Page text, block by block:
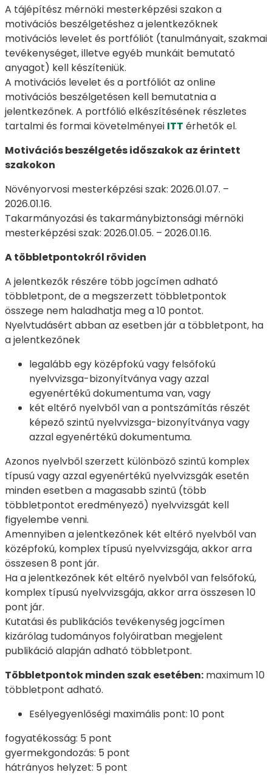
A tájépítész mérnöki mesterképzési szakon a
motivációs beszélgetéshez a jelentkezőknek
motivációs levelet és portfóliót (tanulmányait, szakmai
tevékenységet, illetve egyéb munkáit bemutató
anyagot) kell készíteniük.
A motivációs levelet és a portfóliót az online
motivációs beszélgetésen kell bemutatnia a
jelentkezőnek. A portfólió elkészítésének részletes
tartalmi és formai követelményei ITT érhetők el.
Motivációs beszélgetés időszakok az érintett
szakokon
Növényorvosi mesterképzési szak: 2026.01.07. –
2026.01.16.
Takarmányozási és takarmánybiztonsági mérnöki
mesterképzési szak: 2026.01.05. – 2026.01.16.
A többletpontokról röviden
A jelentkezők részére több jogcímen adható
többletpont, de a megszerzett többletpontok
összege nem haladhatja meg a 10 pontot.
Nyelvtudásért abban az esetben jár a többletpont, ha
a jelentkezőnek
legalább egy középfokú vagy felsőfokú
nyelvvizsga-bizonyítványa vagy azzal
egyenértékű dokumentuma van, vagy
két eltérő nyelvből van a pontszámítás részét
képező szintű nyelvvizsga-bizonyítványa vagy
azzal egyenértékű dokumentuma.
Azonos nyelvből szerzett különböző szintű komplex
típusú vagy azzal egyenértékű nyelvvizsgák esetén
minden esetben a magasabb szintű (több
többletpontot eredményező) nyelvvizsgát kell
figyelembe venni.
Amennyiben a jelentkezőnek két eltérő nyelvből van
középfokú, komplex típusú nyelvvizsgája, akkor arra
összesen 8 pont jár.
Ha a jelentkezőnek két eltérő nyelvből van felsőfokú,
komplex típusú nyelvvizsgája, akkor arra összesen 10
pont jár.
Kutatási és publikációs tevékenység jogcímen
kizárólag tudományos folyóiratban megjelent
publikáció alapján adható többletpont.
Többletpontok minden szak esetében: maximum 10
többletpont adható.
Esélyegyenlőségi maximális pont: 10 pont
fogyatékosság: 5 pont
gyermekgondozás: 5 pont
hátrányos helyzet: 5 pont